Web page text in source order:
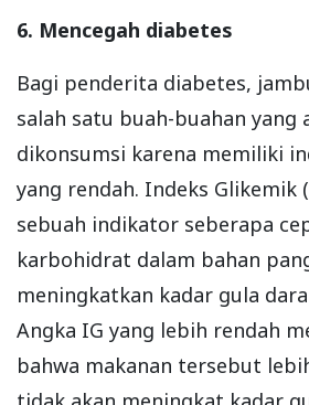
6. Mencegah diabetes
Bagi penderita diabetes,
salah satu buah-buahan yang
dikonsumsi karena memiliki
yang rendah. Indeks Glikemik
sebuah indikator seberapa
karbohidrat dalam bahan
meningkatkan kadar gula
Angka IG yang lebih rendah
bahwa makanan tersebut